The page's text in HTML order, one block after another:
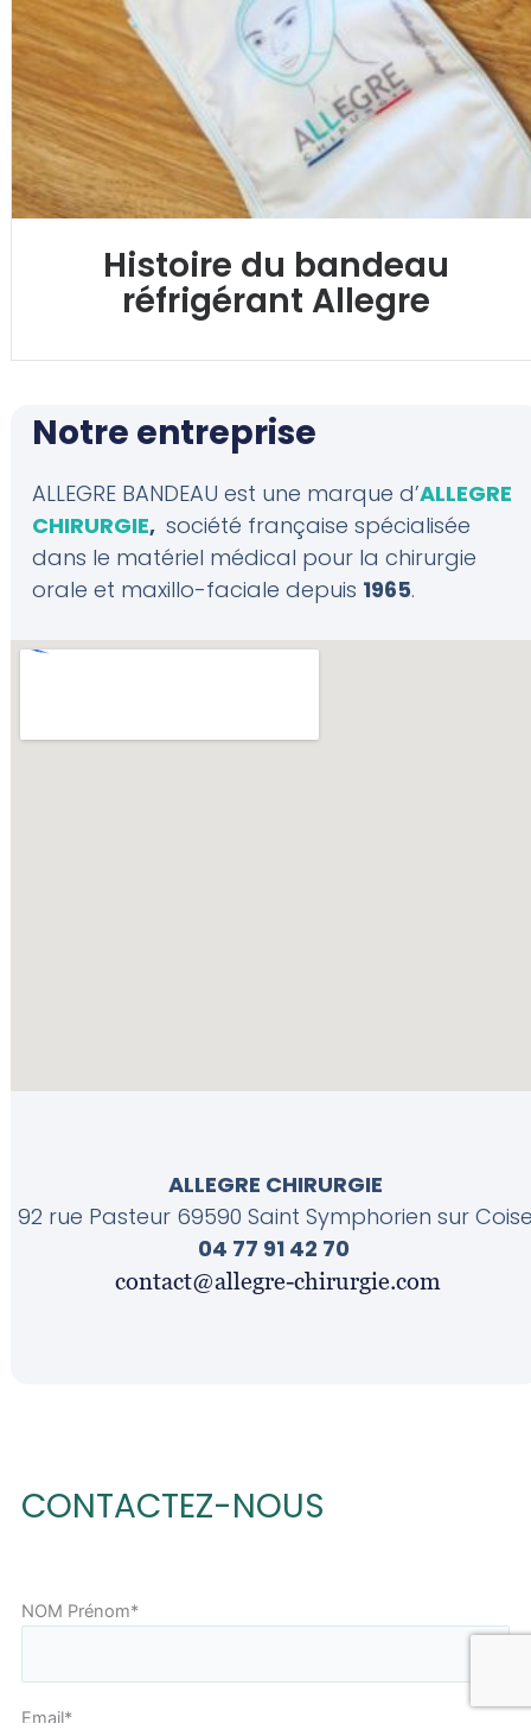
Histoire du bandeau
réfrigérant Allegre
Notre entreprise
ALLEGRE BANDEAU est une marque d’ALLEGRE
CHIRURGIE, société française spécialisée
dans le matériel médical pour la chirurgie
orale et maxillo-faciale depuis 1965.
ALLEGRE CHIRURGIE
92 rue Pasteur 69590 Saint Symphorien sur
04 77 91 42 70
CONTACTEZ-NOUS
NOM Prénom*
Email*